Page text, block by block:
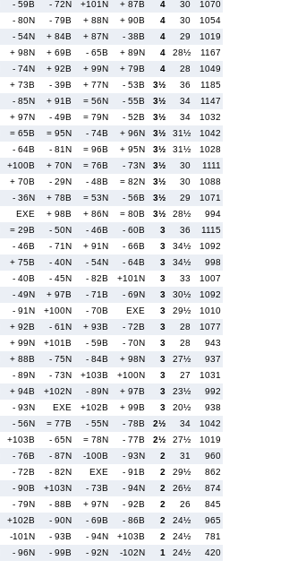
- 59B - 72N +101N + 87B 4 30
1070
- 80N - 79B + 88N + 90B 4 30
1054
- 54N + 84B + 87N - 38B 4 29
1019
+ 98N + 69B - 65B + 89N 4 28½
1167
- 74N + 92B + 99N + 79B 4 28
1049
+ 73B - 39B + 77N - 53B 3½ 36
1185
- 85N + 91B = 56N - 55B 3½ 34
1147
+ 97N - 49B = 79N - 52B 3½ 34
1032
= 65B = 95N - 74B + 96N 3½ 31½
1042
- 64B - 81N = 96B + 95N 3½ 31½
1028
+100B + 70N = 76B - 73N 3½ 30
1111
+ 70B - 29N - 48B = 82N 3½ 30
1088
- 36N + 78B = 53N - 56B 3½ 29
1071
EXE + 98B + 86N = 80B 3½ 28½
994
= 29B - 50N - 46B - 60B 3 36
1115
- 46B - 71N + 91N - 66B 3 34½
1092
+ 75B - 40N - 54N - 64B 3 34½
998
- 40B - 45N - 82B +101N 3 33
1007
- 49N + 97B - 71B - 69N 3 30½
1092
- 91N +100N - 70B EXE 3 29½
1010
+ 92B - 61N + 93B - 72B 3 28
1077
+ 99N +101B - 59B - 70N 3 28
943
+ 88B - 75N - 84B + 98N 3 27½
937
- 89N - 73N +103B +100N 3 27
1031
+ 94B +102N - 89N + 97B 3 23½
992
- 93N EXE +102B + 99B 3 20½
938
- 56N = 77B - 55N - 78B 2½ 34
1042
+103B - 65N = 78N - 77B 2½ 27½
1019
- 76B - 87N -100B - 93N 2 31
960
- 72B - 82N EXE - 91B 2 29½
862
- 90B +103N - 73B - 94N 2 26½
874
- 79N - 88B + 97N - 92B 2 26
845
+102B - 90N - 69B - 86B 2 24½
965
-101N - 93B - 94N +103B 2 24½
781
- 96N - 99B - 92N -102N 1 24½ 420